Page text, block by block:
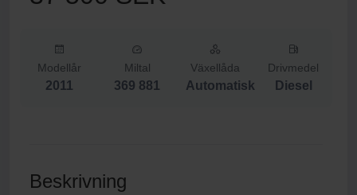
Modellår
2011
Miltal
369 881
Växellåda
Automatisk
Drivmedel
Diesel
Beskrivning